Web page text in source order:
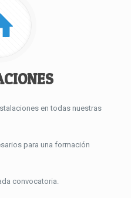
en todas nuestras
para una formación
convocatoria.